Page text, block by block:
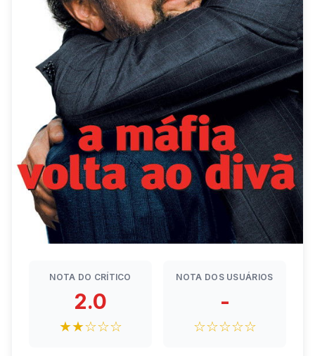
NOTA DO CRÍTICO
2.0
★★☆☆☆
NOTA DOS USUÁRIOS
-
☆☆☆☆☆